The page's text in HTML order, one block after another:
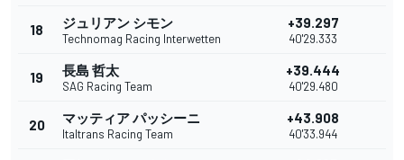
18 ジュリアン シモン
Technomag Racing Interwetten
+39.297
40'29.333
19 長島 哲太
SAG Racing Team
+39.444
40'29.480
20 マッティア パッシーニ
Italtrans Racing Team
+43.908
40'33.944